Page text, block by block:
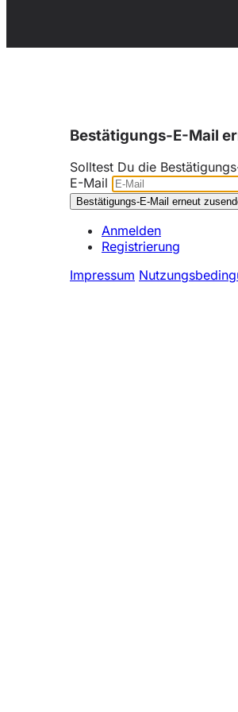
Bestätigungs-E-Mail
Solltest Du die
E-Mail
Anmelden
Registrierung
Impressum